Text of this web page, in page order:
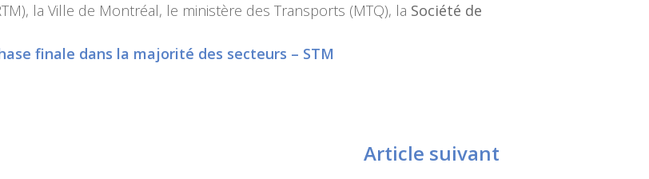
la Ville de Montréal, le ministère des Transports (MTQ), la Société de
finale dans la majorité des secteurs – STM
Article suivant